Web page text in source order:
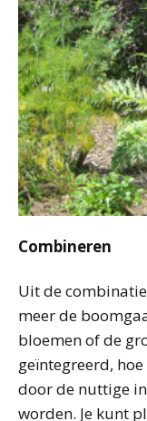
Combineren
Uit de
meer de
bloemen of de
geïntegreerd,
door de nuttige
worden. Je kunt